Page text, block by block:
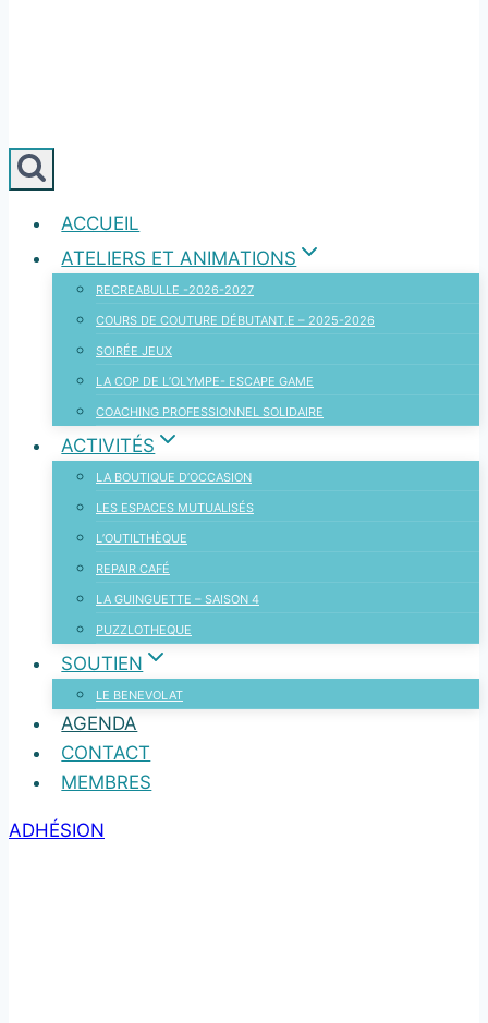
ACCUEIL
ATELIERS ET ANIMATIONS
RECREABULLE -2026-2027
COURS DE COUTURE DÉBUTANT.E – 2025-2026
SOIRÉE JEUX
LA COP DE L’OLYMPE- ESCAPE GAME
COACHING PROFESSIONNEL SOLIDAIRE
ACTIVITÉS
LA BOUTIQUE D’OCCASION
LES ESPACES MUTUALISÉS
L’OUTILTHÈQUE
REPAIR CAFÉ
LA GUINGUETTE – SAISON 4
PUZZLOTHEQUE
SOUTIEN
LE BENEVOLAT
AGENDA
CONTACT
MEMBRES
ADHÉSION